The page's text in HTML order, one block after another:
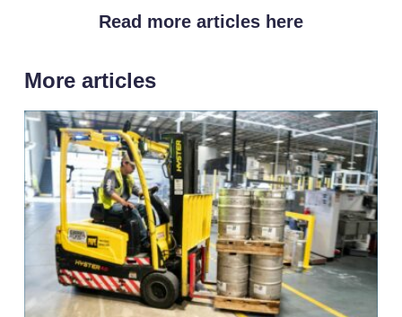
Read more articles here
More articles